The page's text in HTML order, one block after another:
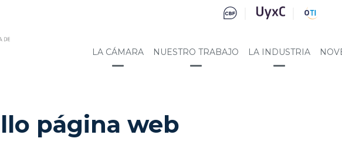
LA CÁMARA NUESTRO TRABAJO LA INDUSTRIA
página web